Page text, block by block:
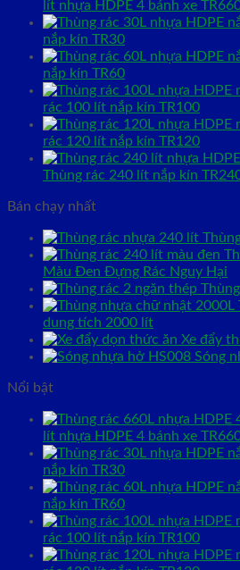
lít nhựa HDPE 4 bánh xe
nắp kín TR30
nắp kín TR60
rác 100 lít nắp kín TR100
rác 120 lít nắp kín TR120
Thùng rác 240 lít nắp kín
Bán chạy nhất
Màu Đen Đựng Rác Nguy Hại
dung tích 2000 lít
Xe đẩy
Sóng
Nổi bật
lít nhựa HDPE 4 bánh xe
nắp kín TR30
nắp kín TR60
rác 100 lít nắp kín TR100